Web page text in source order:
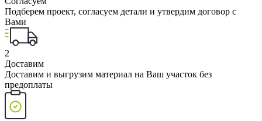
Подберем проект, согласуем детали и утвердим договор с
Вами
2
Доставим
Доставим и выгрузим материал на Ваш участок без
предоплаты